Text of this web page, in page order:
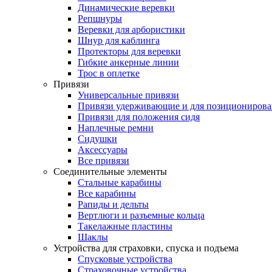
Динамические веревки
Репшнуры
Веревки для арбористики
Шнур для каблинга
Протекторы для веревки
Гибкие анкерные линии
Трос в оплетке
Привязи
Универсальные привязи
Привязи удерживающие и для
Привязи для положения сидя
Наплечные ремни
Сидушки
Аксессуары
Все привязи
Соединительные элементы
Стальные карабины
Все карабины
Рапиды и дельты
Вертлюги и разъемные кольца
Такелажные пластины
Шаклы
Устройства для страховки, спуска и подъема
Спусковые устройства
Страховочные устройства